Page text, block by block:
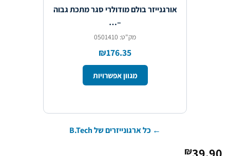
אורגנייזר בולם מודולרי סגר מתכת גבוה
₪176.35
מגוון אפשרויות
← כל ארגונייזרים של B.Tech
₪